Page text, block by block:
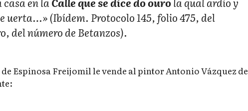
uerta…» (Ibídem. Protocolo 145, folio 475, del
del número de Betanzos).
de Espinosa Freijomil le vende al pintor Antonio Vázquez de